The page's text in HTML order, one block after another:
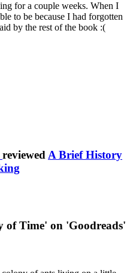
for a couple weeks. When I
to be because I had forgotten
by the rest of the book :(
reviewed A Brief History
of Time' on 'Goodreads'